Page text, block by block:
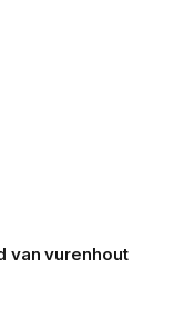
van vurenhout